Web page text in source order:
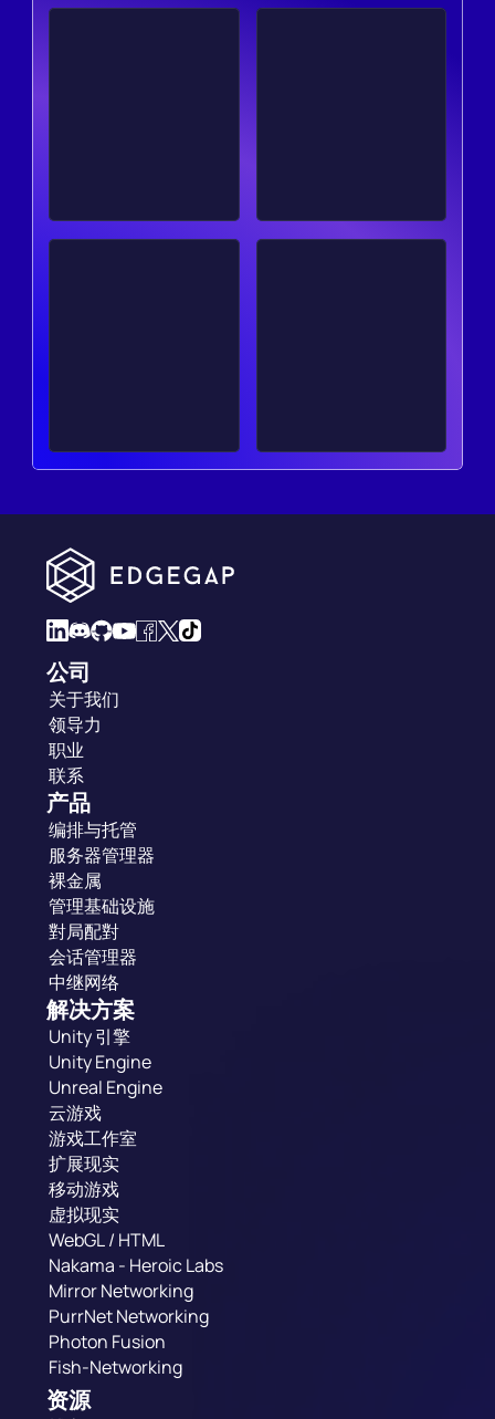
公司
关于我们
领导力
职业
联系
产品
编排与托管
服务器管理器
裸金属
管理基础设施
對局配對
会话管理器
中继网络
解决方案
Unity 引擎
Unity Engine
Unreal Engine
云游戏
游戏工作室
扩展现实
移动游戏
虚拟现实
WebGL / HTML
Nakama - Heroic Labs
Mirror Networking
PurrNet Networking
Photon Fusion
Fish-Networking
资源